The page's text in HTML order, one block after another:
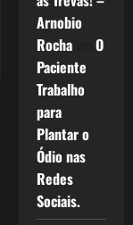
Arnobio
Rochaem O
Paciente
Trabalho
para
Plantar o
Ódio nas
Redes
Sociais.